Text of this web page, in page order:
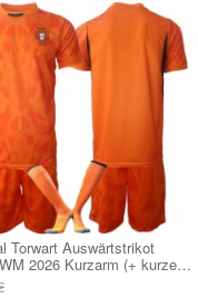
Torwart Auswärtstrikot
2026 Kurzarm (+ kurze